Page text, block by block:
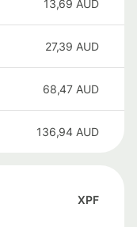
13,69 AUD
27,39 AUD
68,47 AUD
136,94 AUD
XPF